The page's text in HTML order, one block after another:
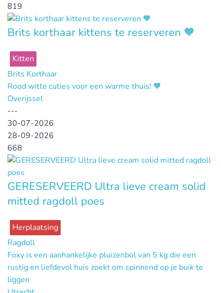
819
Brits korthaar kittens te reserveren 🧡
Kitten
Brits Korthaar
Rood witte cuties voor een warme thuis! 🧡
Overijssel
---
30-07-2026
28-09-2026
668
GERESERVEERD Ultra lieve cream solid
mitted ragdoll poes
Herplaatsing
Ragdoll
Foxy is een aanhankelijke pluizenbol van 5 kg die een
rustig en liefdevol huis zoekt om spinnend op je buik te
liggen